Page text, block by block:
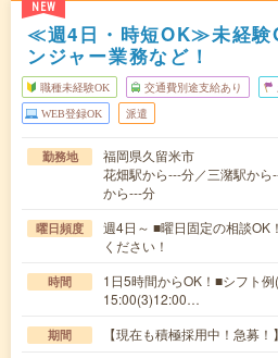
NEW
≪週4日・時短OK≫未経験
ンジャー業務など！
職種未経験OK 交通費別途支給あり
WEB登録OK 派遣
勤務地
福岡県久留米市
花畑駅から---分／三潴駅か
から---分
曜日頻度
週4日～ ■曜日固定の相談OK
ください！
時間
1日5時間からOK！■シフト
15:00(3)12:00…
期間 【現在も積極採用中！急募！